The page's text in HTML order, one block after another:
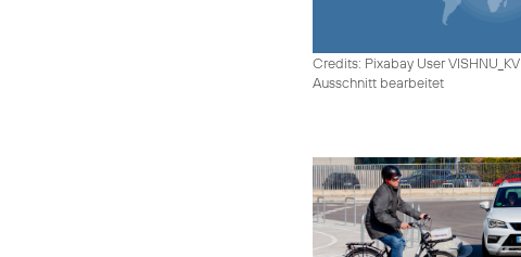
Credits: Pixabay User VISHNU_KV
Ausschnitt bearbeitet